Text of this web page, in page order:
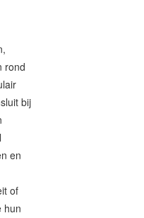
rond
bij
en
of
hun